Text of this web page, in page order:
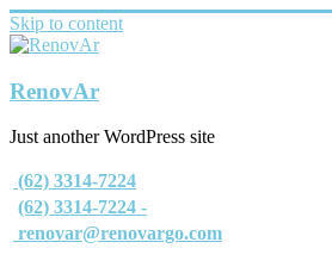
Skip to content
RenovAr
Just another WordPress site
(62) 3314-7224
(62) 3314-7224 -
renovar@renovargo.com